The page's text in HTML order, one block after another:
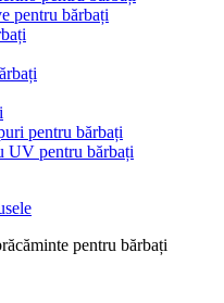
pentru bărbați
pentru bărbați
UV pentru bărbați
pentru bărbați